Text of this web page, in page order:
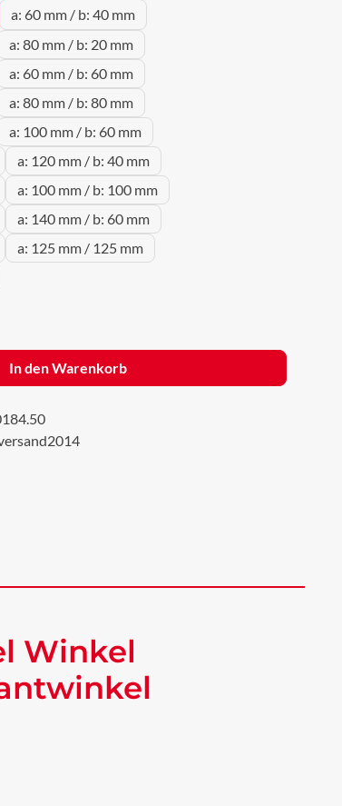
a: 60 mm / b: 40 mm
a: 80 mm / b: 20 mm
a: 60 mm / b: 60 mm
a: 80 mm / b: 80 mm
a: 100 mm / b: 60 mm
a: 120 mm / b: 40 mm
a: 100 mm / b: 100 mm
a: 140 mm / b: 60 mm
a: 125 mm / 125 mm
Gib den gewünschten Wert ein
In den Warenkorb
Winkel